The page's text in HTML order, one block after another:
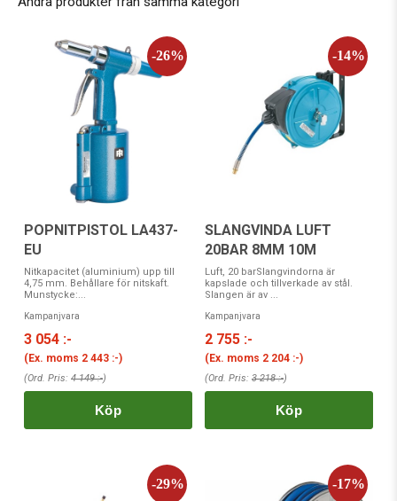
POPNITPISTOL LA437-
EU
Nitkapacitet (aluminium) upp till
4,75 mm. Behållare för nitskaft.
Munstycke:...
Kampanjvara
3 054 :-
(Ex. moms 2 443 :-)
(Ord. Pris: 4 149 :-)
Köp
SLANGVINDA LUFT
20BAR 8MM 10M
Luft, 20 barSlangvindorna är
kapslade och tillverkade av stål.
Slangen är av ...
Kampanjvara
2 755 :-
(Ex. moms 2 204 :-)
(Ord. Pris: 3 218 :-)
Köp